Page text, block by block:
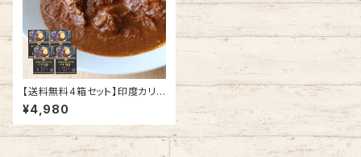
【送料無料4箱セット】印度カリ
ー子が本気で作ったマトンカレ
ー 贅沢レトルトカレー 200g×4
箱
¥4,980